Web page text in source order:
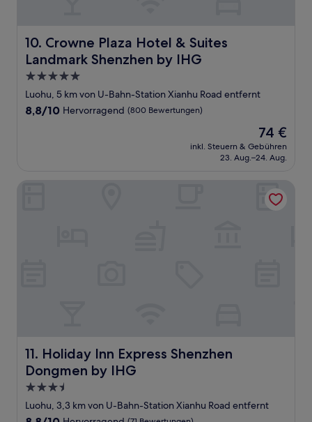
10. Crowne Plaza Hotel & Suites
Landmark Shenzhen by IHG
Crowne Plaza Hotel & Suites Landmark Shenzhen by IHG
5.0-
Sterne-
Unterkunft
Luohu, 5 km von U-Bahn-Station Xianhu Road entfernt
8.8
8,8/10 Hervorragend (800 Bewertungen)
Der
Preis
beträgt
74 €
inkl. Steuern & Gebühren
23. Aug.–24. Aug.
11. Holiday Inn Express Shenzhen
Dongmen by IHG
Holiday Inn Express Shenzhen Dongmen by IHG
3.5-
Sterne-
Unterkunft
Luohu, 3,3 km von U-Bahn-Station Xianhu Road entfernt